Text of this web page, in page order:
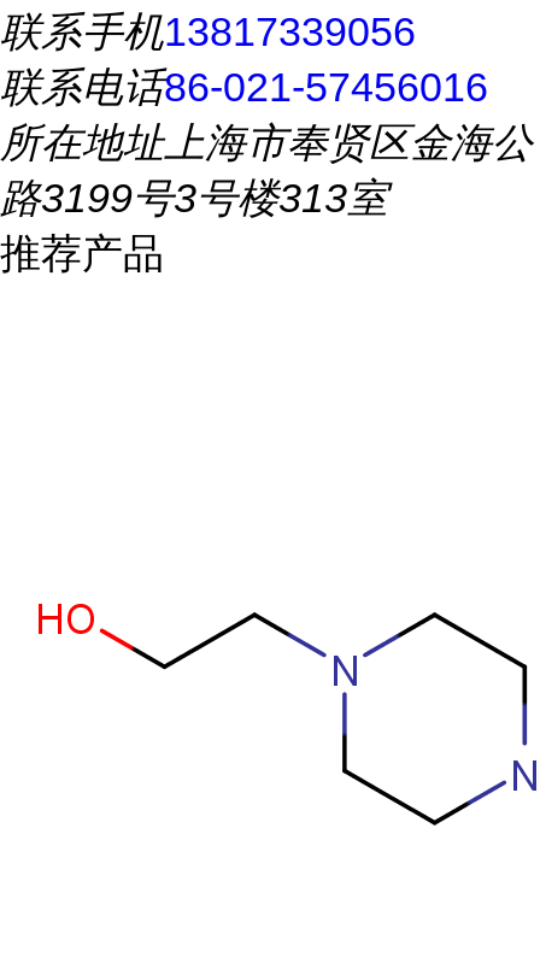
联系手机13817339056
联系电话86-021-57456016
所在地址上海市奉贤区金海公
路3199号3号楼313室
推荐产品